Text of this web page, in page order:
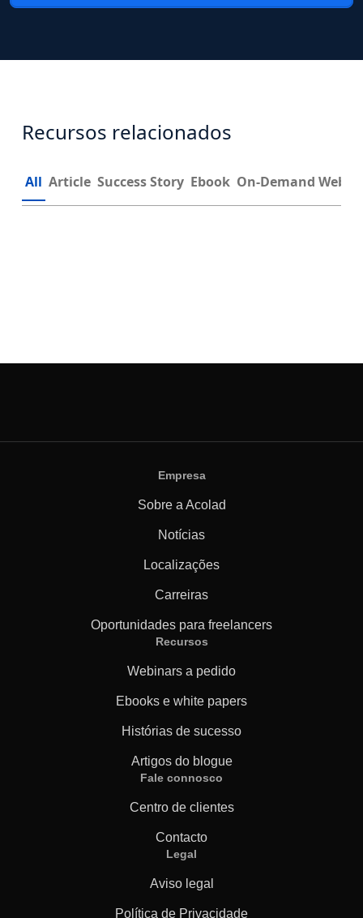
Recursos relacionados
All Article Success Story Ebook On-Demand
Empresa
Sobre a Acolad
Notícias
Localizações
Carreiras
Oportunidades para freelancers
Recursos
Webinars a pedido
Ebooks e white papers
Histórias de sucesso
Artigos do blogue
Fale connosco
Centro de clientes
Contacto
Legal
Aviso legal
Política de Privacidade